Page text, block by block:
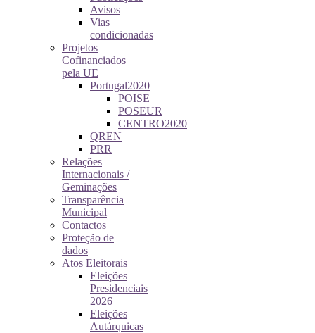
Avisos
Vias
condicionadas
Projetos
Cofinanciados
pela UE
Portugal2020
POISE
POSEUR
CENTRO2020
QREN
PRR
Relações
Internacionais /
Geminações
Transparência
Municipal
Contactos
Proteção de
dados
Atos Eleitorais
Eleições
Presidenciais
2026
Eleições
Autárquicas